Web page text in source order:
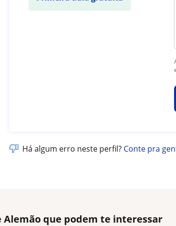
Há algum erro neste perfil? Conte pra
que podem te interessar